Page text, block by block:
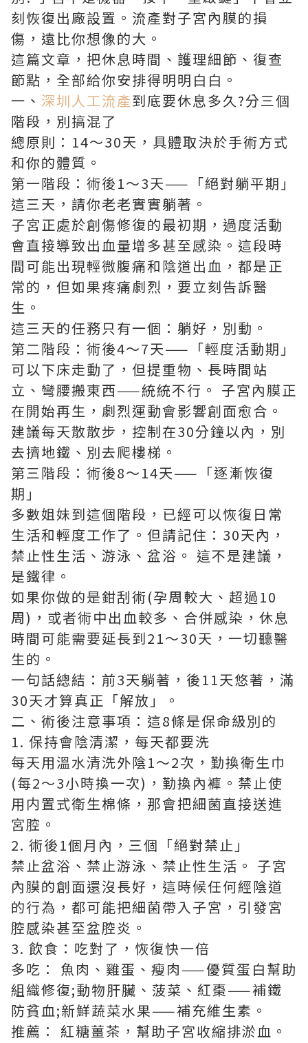
刻恢復出廠設置。流產對子宮內膜的損
傷，遠比你想像的大。
這篇文章，把休息時間、護理細節、復查
節點，全部給你安排得明明白白。
一、 深圳人工流產到底要休息多久?分三個
階段，別搞混了
總原則：14～30天，具體取決於手術方式
和你的體質。
第一階段：術後1～3天——「絕對躺平期」
這三天，請你老老實實躺著。
子宮正處於創傷修復的最初期，過度活動
會直接導致出血量增多甚至感染。這段時
間可能出現輕微腹痛和陰道出血，都是正
常的，但如果疼痛劇烈，要立刻告訴醫
生。
這三天的任務只有一個：躺好，別動。
第二階段：術後4～7天——「輕度活動期」
可以下床走動了，但提重物、長時間站
立、彎腰搬東西——統統不行。 子宮內膜正
在開始再生，劇烈運動會影響創面愈合。
建議每天散散步，控制在30分鐘以內，別
去擠地鐵、別去爬樓梯。
第三階段：術後8～14天——「逐漸恢復
期」
多數姐妹到這個階段，已經可以恢復日常
生活和輕度工作了。但請記住：30天內，
禁止性生活、游泳、盆浴。 這不是建議，
是鐵律。
如果你做的是鉗刮術(孕周較大、超過10
周)，或者術中出血較多、合併感染，休息
時間可能需要延長到21～30天，一切聽醫
生的。
一句話總結：前3天躺著，後11天悠著，滿
30天才算真正「解放」。
二、術後注意事項：這8條是保命級別的
1. 保持會陰清潔，每天都要洗
每天用溫水清洗外陰1～2次，勤換衛生巾
(每2～3小時換一次)，勤換內褲。禁止使
用内置式衛生棉條，那會把細菌直接送進
宮腔。
2. 術後1個月內，三個「絕對禁止」
禁止盆浴、禁止游泳、禁止性生活。 子宮
內膜的創面還沒長好，這時候任何經陰道
的行為，都可能把細菌帶入子宮，引發宮
腔感染甚至盆腔炎。
3. 飲食：吃對了，恢復快一倍
多吃： 魚肉、雞蛋、瘦肉——優質蛋白幫助
組織修復;動物肝臟、菠菜、紅棗——補鐵
防貧血;新鮮蔬菜水果——補充維生素。
推薦： 紅糖薑茶，幫助子宮收縮排淤血。